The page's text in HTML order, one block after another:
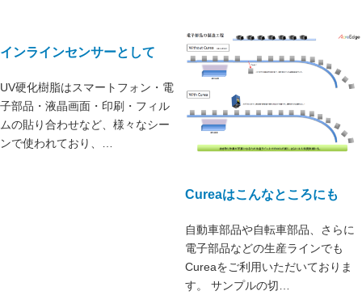
インラインセンサーとして
UV硬化樹脂はスマートフォン・電
子部品・液晶画面・印刷・フィル
ムの貼り合わせなど、様々なシー
ンで使われており、…
Cureaはこんなところにも
自動車部品や自転車部品、さらに
電子部品などの生産ラインでも
Cureaをご利用いただいておりま
す。 サンプルの切…